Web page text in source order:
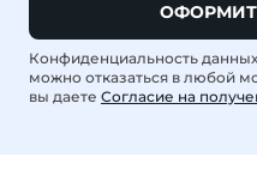
Конфиденциальность
можно отказаться в любой
вы даете Согласие на